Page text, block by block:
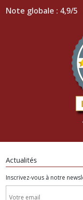
Note globale : 4,9/5
Actualités
Inscrivez-vous à notre